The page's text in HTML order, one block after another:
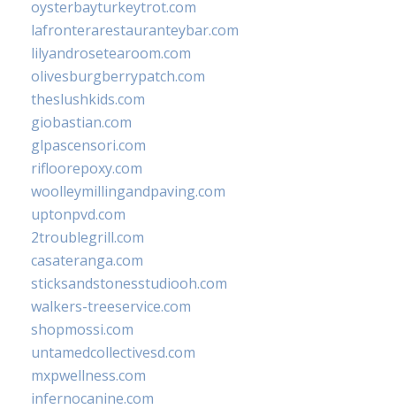
oysterbayturkeytrot.com
lafronterarestauranteybar.com
lilyandrosetearoom.com
olivesburgberrypatch.com
theslushkids.com
giobastian.com
glpascensori.com
rifloorepoxy.com
woolleymillingandpaving.com
uptonpvd.com
2troublegrill.com
casateranga.com
sticksandstonesstudiooh.com
walkers-treeservice.com
shopmossi.com
untamedcollectivesd.com
mxpwellness.com
infernocanine.com